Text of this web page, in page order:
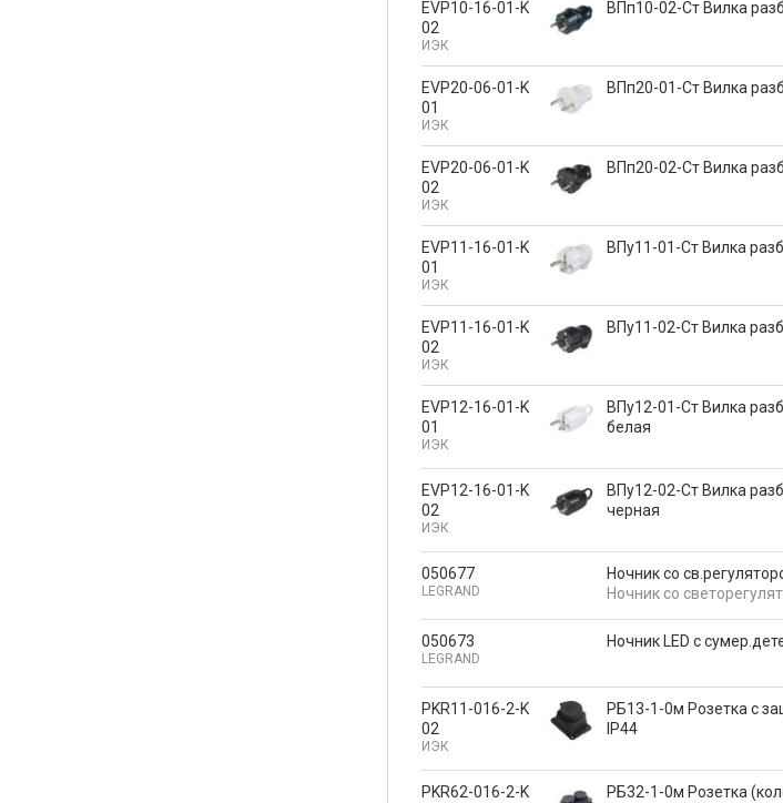
EVP10-16-01-K
02
ИЭК
ВПп10-02-Ст Вилка
EVP20-06-01-K
01
ИЭК
ВПп20-01-Ст Вилка
EVP20-06-01-K
02
ИЭК
ВПп20-02-Ст Вилка
EVP11-16-01-K
01
ИЭК
ВПу11-01-Ст Вилка
EVP11-16-01-K
02
ИЭК
ВПу11-02-Ст Вилка
EVP12-16-01-K
01
ИЭК
ВПу12-01-Ст Вилка
белая
EVP12-16-01-K
02
ИЭК
ВПу12-02-Ст Вилка
черная
050677
LEGRAND
Ночник со
Ночник со
050673
LEGRAND
Ночник LED с
PKR11-016-2-K
02
ИЭК
РБ13-1-0м Розетка с
IP44
PKR62-016-2-K
РБ32-1-0м Розетка